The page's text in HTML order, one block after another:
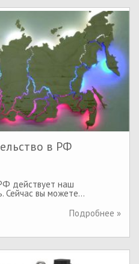
в РФ
действует наш
Сейчас вы можете…
Подробнее »